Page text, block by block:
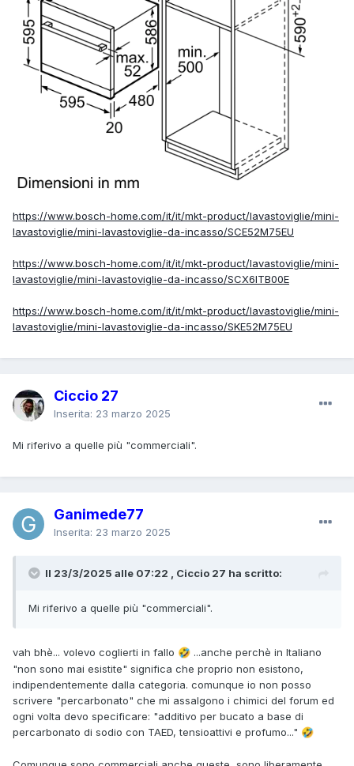
https://www.bosch-home.com/it/it/mkt-product/lavastoviglie/mini-
lavastoviglie/mini-lavastoviglie-da-incasso/SCE52M75EU
https://www.bosch-home.com/it/it/mkt-product/lavastoviglie/mini-
lavastoviglie/mini-lavastoviglie-da-incasso/SCX6ITB00E
https://www.bosch-home.com/it/it/mkt-product/lavastoviglie/mini-
lavastoviglie/mini-lavastoviglie-da-incasso/SKE52M75EU
Ciccio 27
Inserita: 23 marzo 2025
Mi riferivo a quelle più "commerciali".
Ganimede77
Inserita: 23 marzo 2025
Il 23/3/2025 alle 07:22 , Ciccio 27 ha scritto:
Mi riferivo a quelle più "commerciali".
vah bhè... volevo coglierti in fallo 🤣 ...anche perchè in Italiano
"non sono mai esistite" significa che proprio non esistono,
indipendentemente dalla categoria. comunque io non posso
scrivere "percarbonato" che mi assalgono i chimici del forum ed
ogni volta devo specificare: "additivo per bucato a base di
percarbonato di sodio con TAED, tensioattivi e profumo..." 🤣